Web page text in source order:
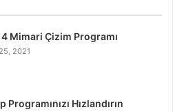
4 Mimari Çizim Programı
2021
Programınızı Hızlandırın